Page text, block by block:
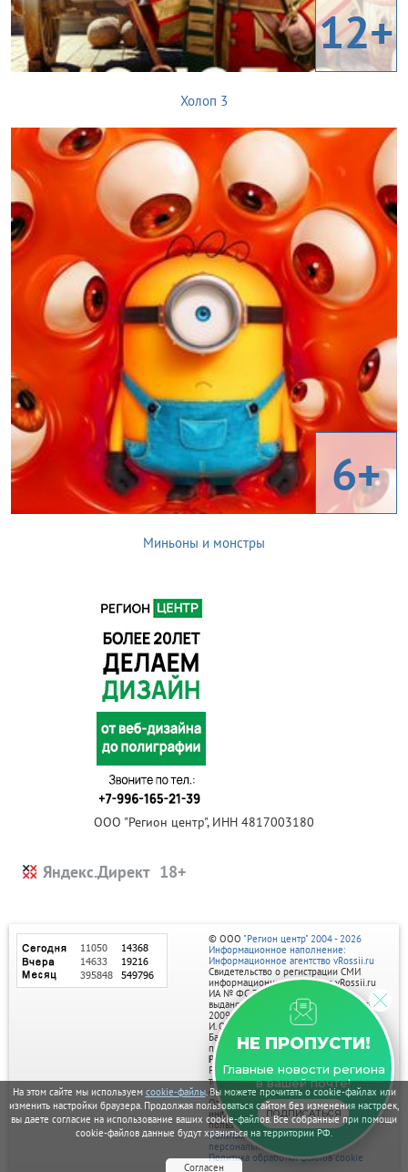
На этом сайте мы используем cookie-файлы. Вы можете прочитать о cookie-файлах или
изменить настройки браузера. Продолжая пользоваться сайтом без изменения настроек,
вы даете согласие на использование ваших cookie-файлов. Все собранные при помощи
cookie-файлов данные будут храниться на территории РФ.
Согласен
12+
Холоп 3
6+
Миньоны и монстры
ООО "Регион центр", ИНН 4817003180
Яндекс.Директ
НЕ ПРОПУСТИ!
Главные новости региона
в вашей почте!
ПОДПИСАТЬСЯ
© ООО "Регион центр" 2004 - 2026
Информационное наполнение:
Информационное агентство vRossii.ru
Свидетельство о регистрации СМИ
информационного агентства vRossii.ru
ИА № ФС 77‑35502
выдано РОСКОМНАДЗОРом 04 марта
2009г.
И. О. Главного редактора Нарыков А. Н.
Баннеры на портале размещаются на
правах рекламы.
Реклама на портале:
Рекламное агентство "Умный маркетинг"
тел. 7-910-267-70-40,
email: umnyy.marketing@yandex.ru
Отдельные публикации могут содержать
информацию, не предназначенную для
пользователей до 18 лет.
Политика в отношении обработки
персональных данных
Политика обработки файлов cookie